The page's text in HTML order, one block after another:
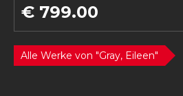
€ 799.00
Alle Werke von "Gray, Eileen"